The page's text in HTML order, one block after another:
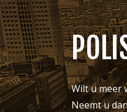
Wilt u meer
Neemt u